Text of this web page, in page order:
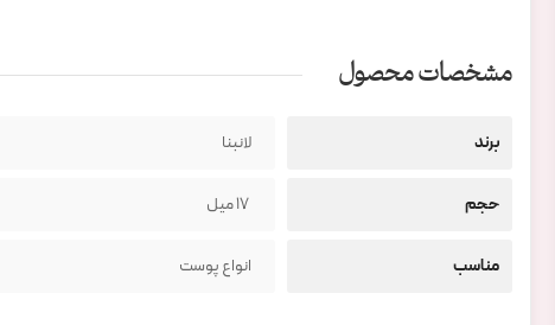
مشخصات محصول
برند لانبنا
حجم
مناسب انواع پوست